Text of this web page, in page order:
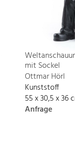
mit Sockel
Ottmar Hörl
Kunststoff
55 x 30,5 x 36
Anfrage